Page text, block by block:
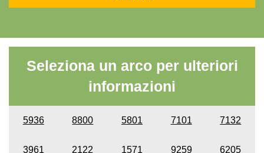
Seleziona un arco per ulteriori
informazioni
5936 8800 5801 7101 7132
3961 2122 1571 9259 6205